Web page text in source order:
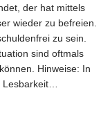
der hat mittels
wieder zu befreien.
zu sein.
sind oftmals
Hinweise: In